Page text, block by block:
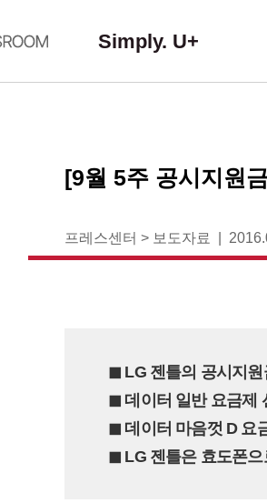
Simply. U+
[9월 5주 공시지원
프레스센터 > 보도자료
◼︎ LG 젠틀의 공시지원
◼︎ 데이터 일반 요금제
◼︎ 데이터 마음껏 D 요
◼︎ LG 젠틀은 효도폰으